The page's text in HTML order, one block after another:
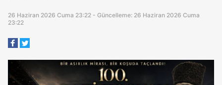
26 Haziran 2026 Cuma 23:22 - Güncelleme: 26 Haziran 2026 Cuma
23:22